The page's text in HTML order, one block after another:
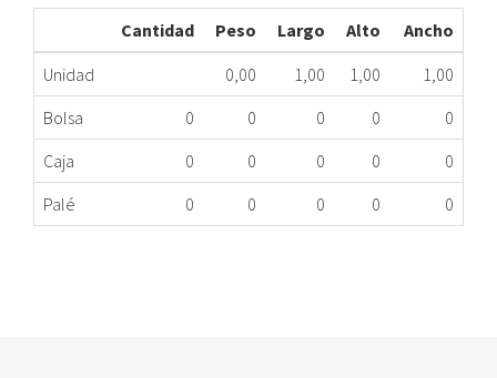
Cantidad Peso Largo Alto
Ancho
Unidad
0,00 1,00 1,00
1,00
Bolsa
0 0 0 0
0
Caja
0 0 0 0
0
Palé
0 0 0 0 0